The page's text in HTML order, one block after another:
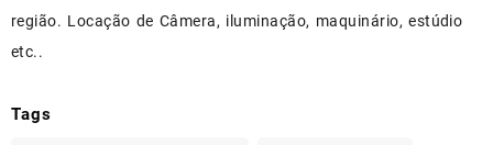
região. Locação de Câmera, iluminação, maquinário, estúdio
etc..
Tags